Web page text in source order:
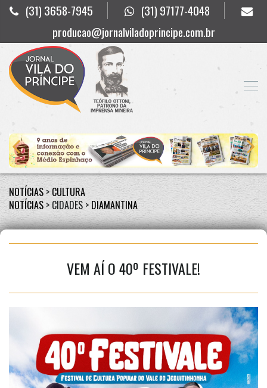
(31) 3658-7945
(31) 97177-4048
producao@jornalviladoprincipe.com.br
NOTÍCIAS > CULTURA
NOTÍCIAS > CIDADES > DIAMANTINA
VEM AÍ O 40º FESTIVALE!